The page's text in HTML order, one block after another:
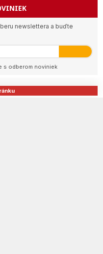
newslettera a buďte
s odberom noviniek